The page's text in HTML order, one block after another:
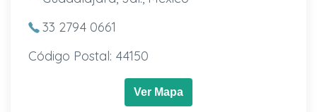
33 2794 0661
Código Postal: 44150
Ver Mapa